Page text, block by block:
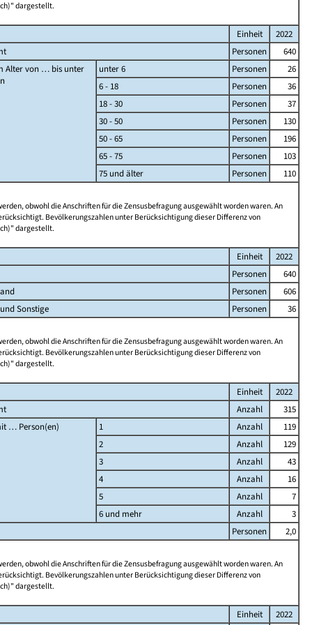
dargestellt.
Einheit
2022
Personen
640
Alter von … bis unter
unter 6 Personen
26
6 - 18
Personen
36
18 - 30
Personen
37
30 - 50
Personen
130
50 - 65
Personen
196
65 - 75
Personen
103
75 und älter
Personen 110
obwohl die Anschriften für die Zensusbefragung ausgewählt worden waren. An
Bevölkerungszahlen unter Berücksichtigung dieser Differenz von
dargestellt.
Einheit
2022
Personen
640
Personen
606
Sonstige
Personen 36
obwohl die Anschriften für die Zensusbefragung ausgewählt worden waren. An
Bevölkerungszahlen unter Berücksichtigung dieser Differenz von
dargestellt.
Einheit
2022
Anzahl
315
… Person(en)
1 Anzahl
119
2
Anzahl
129
3
Anzahl
43
4
Anzahl
16
5
Anzahl
7
6 und mehr
Anzahl
3
Personen
2,0
obwohl die Anschriften für die Zensusbefragung ausgewählt worden waren. An
Bevölkerungszahlen unter Berücksichtigung dieser Differenz von
dargestellt.
Einheit 2022